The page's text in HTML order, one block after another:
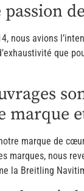
nous avions
que
marque de
marques, nous
la Breitling